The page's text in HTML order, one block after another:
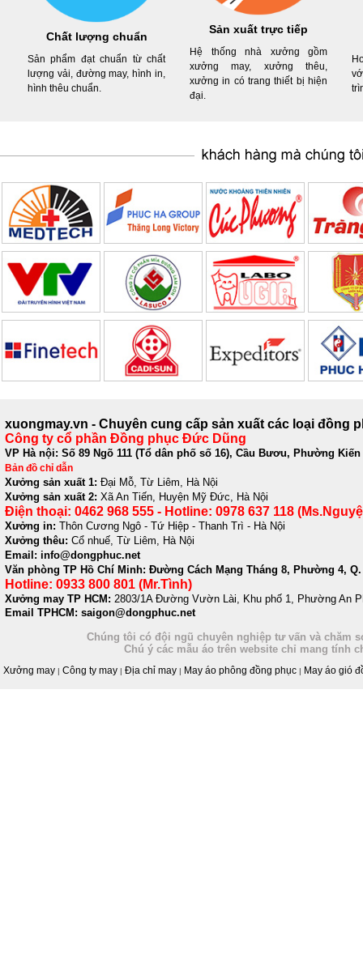
Chất lượng chuẩn
Sản phẩm đạt chuẩn từ chất
lượng vải, đường may, hình in,
hình thêu chuẩn.
Sản xuất trực tiếp
Hệ thống nhà xưởng gồm
xưởng may, xưởng thêu,
xưởng in có trang thiết bị hiện
đại.
xuongmay.vn - Chuyên cung cấp sản xuất các loại đồng
Công ty cổ phần Đồng phục Đức Dũng
VP Hà nội: Số 89 Ngõ 111 (Tổ dân phố số 16), Cầu Bươu, Phường
Bản đồ chỉ dẫn
Xưởng sản xuất 1: Đại Mỗ, Từ Liêm, Hà Nội
Xưởng sản xuất 2: Xã An Tiến, Huyện Mỹ Đức, Hà Nội
Điện thoại: 0462 968 555 - Hotline: 0978 637 118
Xưởng in: Thôn Cương Ngô - Tứ Hiệp - Thanh Trì - Hà Nội
Xưởng thêu: Cổ nhuế, Từ Liêm, Hà Nội
Email: info@dongphuc.net
Văn phòng TP Hồ Chí Minh: Đường Cách Mạng Tháng 8, Phường 4,
Hotline: 0933 800 801 (Mr.Tình)
Xưởng may TP HCM: 2803/1A Đường Vườn Lài, Khu phố 1, Phường An
Email TPHCM: saigon@dongphuc.net
Chúng tôi có đội ngũ chuyên nghiệp tư vấn và chăm
Chú ý các mẫu áo trên website chỉ mang tính
Xưởng may | Công ty may | Địa chỉ may | May áo phông đồng phục | May áo gió